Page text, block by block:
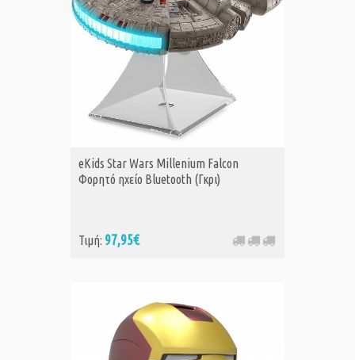
eKids Star Wars Millenium Falcon
Φορητό ηχείο Bluetooth (Γκρι)
Τιμή: 97,95€